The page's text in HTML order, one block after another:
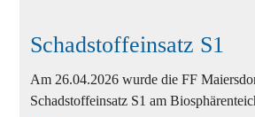
Schadstoffeinsatz S1
Am 26.04.2026 wurde die FF
Schadstoffeinsatz S1 am